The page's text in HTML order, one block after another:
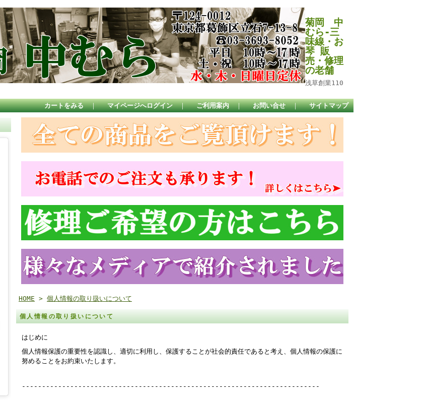
菊岡 中
むら-三
味線・お
琴 販
売・修理
の老舗
浅草創業110
カートをみる ｜ マイページへログイン ｜ ご利用案内 ｜ お問い合せ ｜ サイトマップ
HOME > 個人情報の取り扱いについて
個人情報の取り扱いについて
はじめに
個人情報保護の重要性を認識し、適切に利用し、保護することが社会的責任であると考え、個人情報の保護に
努めることをお約束いたします。
--------------------------------------------------------------------------